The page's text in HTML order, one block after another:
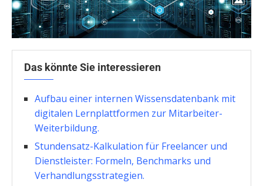
Das könnte Sie interessieren
Aufbau einer internen Wissensdatenbank mit
digitalen Lernplattformen zur Mitarbeiter-
Weiterbildung.
Stundensatz-Kalkulation für Freelancer und
Dienstleister: Formeln, Benchmarks und
Verhandlungsstrategien.